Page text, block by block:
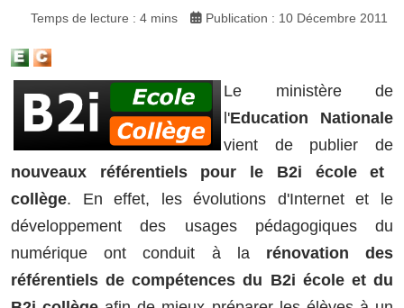
Temps de lecture : 4 mins Publication : 10 Décembre 2011
Le ministère de
l'Education Nationale
vient de publier de
nouveaux référentiels pour le B2i école et
collège. En effet, les évolutions d'Internet et le
développement des usages pédagogiques du
numérique ont conduit à la rénovation des
référentiels de compétences du B2i école et du